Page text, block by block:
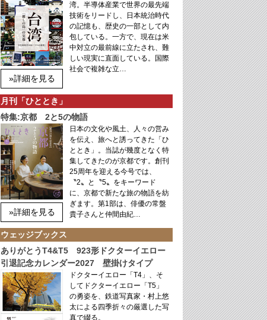
»詳細を見る
湾。半導体産業で世界の最先端
技術をリードし、日本統治時代
の記憶も、歴史の一部として内
包している。一方で、現在は米
中対立の最前線に立たされ、難
しい現実に直面している。国際
社会で複雑な立…
月刊「ひととき」
特集:京都 2と5の物語
»詳細を見る
日本の文化や風土、人々の営み
を伝え、旅へと誘ってきた「ひ
ととき」。当誌が幾度となく特
集してきたのが京都です。創刊
25周年を迎える今号では、
〝2〟と〝5〟をキーワード
に、京都で新たな旅の物語を紡
ぎます。第1部は、俳優の常盤
貴子さんと仲間由紀…
ウェッジブックス
ありがとうT4&T5 923形ドクターイエロー
引退記念カレンダー2027 壁掛けタイプ
ドクターイエロー「T4」、そ
してドクターイエロー「T5」
の勇姿を、鉄道写真家・村上悠
太による四季折々の厳選した写
真で綴る。